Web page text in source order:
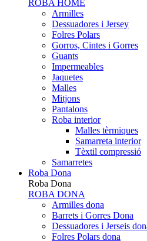
ROBA HOME
Armilles
Dessuadores i Jersey
Folres Polars
Gorros, Cintes i Gorres
Guants
Impermeables
Jaquetes
Malles
Mitjons
Pantalons
Roba interior
Malles tèrmiques
Samarreta interior
Tèxtil compressió
Samarretes
Roba Dona
Roba Dona
ROBA DONA
Armilles dona
Barrets i Gorres Dona
Dessuadores i Jerseis
Folres Polars dona